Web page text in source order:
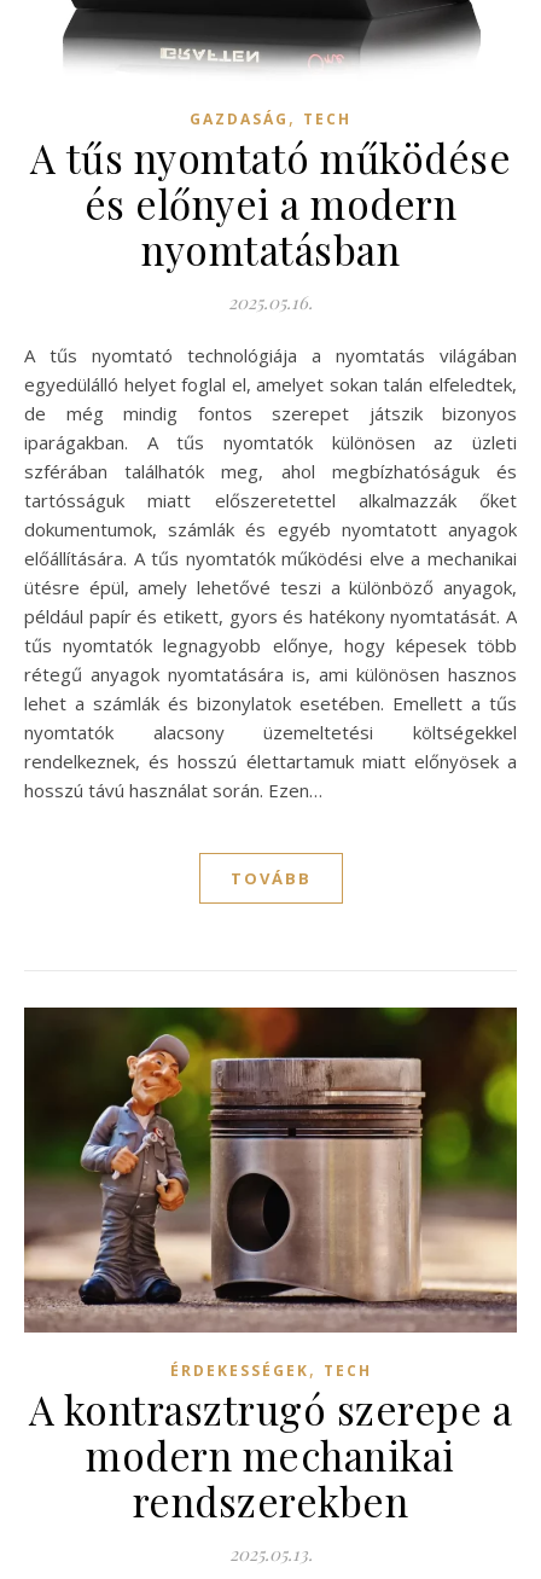
GAZDASÁG , TECH
A tűs nyomtató működése
és előnyei a modern
nyomtatásban
2025.05.16.
A tűs nyomtató technológiája a nyomtatás világában
egyedülálló helyet foglal el, amelyet sokan talán elfeledtek,
de még mindig fontos szerepet játszik bizonyos
iparágakban. A tűs nyomtatók különösen az üzleti
szférában találhatók meg, ahol megbízhatóságuk és
tartósságuk miatt előszeretettel alkalmazzák őket
dokumentumok, számlák és egyéb nyomtatott anyagok
előállítására. A tűs nyomtatók működési elve a mechanikai
ütésre épül, amely lehetővé teszi a különböző anyagok,
például papír és etikett, gyors és hatékony nyomtatását. A
tűs nyomtatók legnagyobb előnye, hogy képesek több
rétegű anyagok nyomtatására is, ami különösen hasznos
lehet a számlák és bizonylatok esetében. Emellett a tűs
nyomtatók alacsony üzemeltetési költségekkel
rendelkeznek, és hosszú élettartamuk miatt előnyösek a
hosszú távú használat során. Ezen…
TOVÁBB
ÉRDEKESSÉGEK, TECH
A kontrasztrugó szerepe a
modern mechanikai
rendszerekben
2025.05.13.